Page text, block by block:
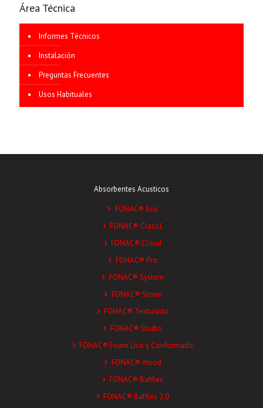
Área Técnica
Informes Técnicos
Instalación
Preguntas Frecuentes
Usos Habituales
Absorbentes Acusticos
FONAC® Eco
FONAC® Class1
FONAC® Cloud
FONAC® Pro
FONAC® System
FONAC® Stone
FONAC® Texturado
FONAC® Studio
FONAC® Foam Liso y Conformado
FONAC® Wood
FONAC® Baffles
FONAC® Baffles 2.0